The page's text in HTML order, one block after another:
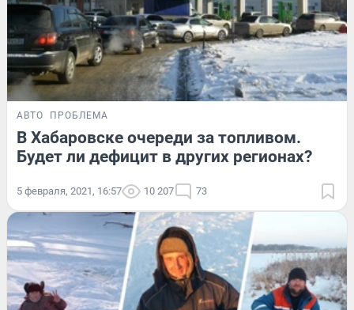
АВТО ПРОБЛЕМА
В Хабаровске очереди за топливом.
Будет ли дефицит в других регионах?
5 февраля, 2021, 16:57 10 207 73